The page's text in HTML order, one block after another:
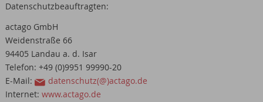
Datenschutzbeauftragten:
actago GmbH
Weidenstraße 66
94405 Landau a. d. Isar
Telefon: +49 (0)9951 99990-20
E-Mail:
datenschutz(@)actago.de
Internet: www.actago.de